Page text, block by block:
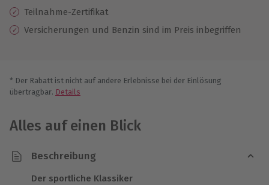
Teilnahme-Zertifikat
Versicherungen und Benzin sind im Preis inbegriffen
* Der Rabatt ist nicht auf andere Erlebnisse bei der Einlösung
übertragbar. Details
Alles auf einen Blick
Beschreibung
Der sportliche Klassiker